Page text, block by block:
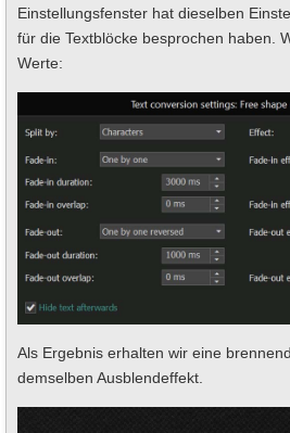
Einstellungsfenster hat dieselben
für die Textblöcke besprochen haben.
Werte:
Als Ergebnis erhalten wir eine
demselben Ausblendeffekt.